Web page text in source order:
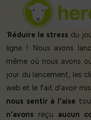
‘Réduire le stress du
ligne ! Nous avons
même où nous avons
jour du lancement, les
web et le fait d'avoir
nous sentir à l'aise
n'avons reçu aucun